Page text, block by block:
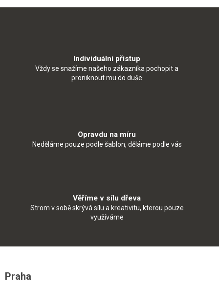
Individuální přístup
Vždy se snažíme našeho zákazníka pochopit a
proniknout mu do duše
Opravdu na míru
Neděláme pouze podle šablon, děláme podle vás
Věříme v sílu dřeva
Strom v sobě skrývá sílu a kreativitu, kterou pouze
využíváme
Praha